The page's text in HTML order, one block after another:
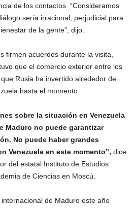
de los contactos. “Consideramos
sería irracional, perjudicial para
de la gente”, dijo.
firmen acuerdos durante la visita,
que el comercio exterior entre los
Rusia ha invertido alrededor de
hasta el momento.
sobre la situación en Venezuela
Maduro no puede garantizar
No puede haber grandes
Venezuela en este momento”, dice
del estatal Instituto de Estudios
de Ciencias en Moscú.
de Maduro este año